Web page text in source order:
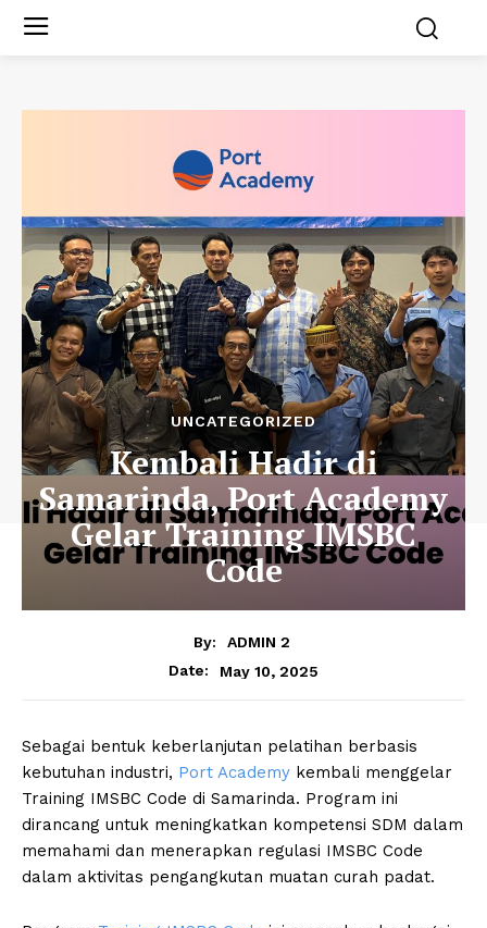
UNCATEGORIZED
Kembali Hadir di
Samarinda, Port Academy
Gelar Training IMSBC
Code
By:
ADMIN 2
Date:
May 10, 2025
Sebagai bentuk keberlanjutan pelatihan berbasis
kebutuhan industri, Port Academy kembali menggelar
Training IMSBC Code di Samarinda. Program ini
dirancang untuk meningkatkan kompetensi SDM dalam
memahami dan menerapkan regulasi IMSBC Code
dalam aktivitas pengangkutan muatan curah padat.